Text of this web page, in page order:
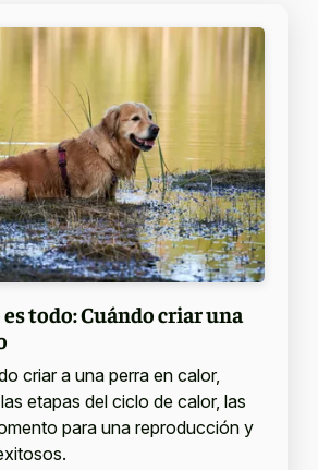
todo: Cuándo criar una
criar a una perra en calor,
etapas del ciclo de calor, las
para una reproducción y